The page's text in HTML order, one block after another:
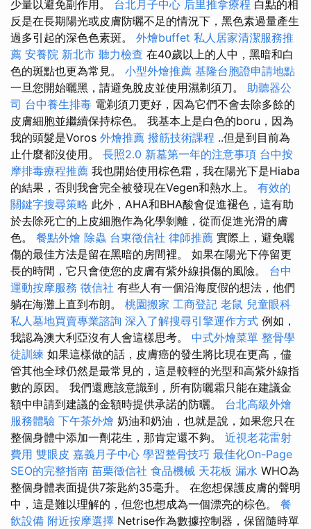
少量以避免副作用。 台北月子中心 后里推拿療程 白點的相
反是在長期陽光或皮膚防曬不足的情況下，黑色素過量產生
過多引起的深色色素斑。 外燴buffet 私人居家清潔服務推
薦 安養院 新北市 聽力檢查 在40歲以上的人中，黑暗和白
色的斑點也更為常見。 小型外燴推薦 基隆台胞證申請地點
一旦您開始曬黑，請避免脫皮並使用濕剃須刀。 助聽器公
司 台中養生排毒 電剃須刀更好，因為它們不會去除多餘的
皮膚細胞並繼續保持棕色。 我基本上是白色的boru，因為
我的頭髮是Voros 外燴推薦 撥筋技術課程 ..但是到目前為
止什麼都沒使用。 長照2.0 新墓第一年的注意事項 台中按
摩排毒療程推薦 我也開始使用棕色霜，我在陽光下是Hiaba
的結果，否則我會完全被發現在Vegen和熱水上。 有效的
關鍵字搜尋策略 此外，AHA和BHA酸會促進褪色，這有助
於去除死亡的上皮細胞作為化學剝離，從而促進光滑的膚
色。 餐點外燴 除蟲 台東徵信社 律師推薦 實際上，避免曬
傷的最佳方法是留在黑暗的房間裡。 如果在陽光下停留更
長的時間，它只會使您的皮膚有紫外線損傷的風險。 台中
運動按摩服務 徵信社 有些人有一個沿海度假的想法，他們
躺在海灘上直到布朗。 桃園搬家 工商登記 老鼠 兒童眼科
私人墓地買賣專業諮詢 深入了解搜尋引擎運作方式 例如，
我認為澳大利亞沒有人會這樣思考。 中式外燴菜單 整骨學
徒訓練 如果這樣做的話，皮膚癌的發生將比現在更高，儘
管其他全球仍然是最常見的，這是較輕的光型和高紫外線指
數的原因。 我們還應該意識到，所有防曬霜只能在建議金
額中申請到建議的金額時提供承諾的防曬。 台北高級外燴
服務體驗 下午茶外燴 奶油和奶油，也就是說，如果您只在
整個身體中添加一劑花生，那肯定還不夠。 近視老花雷射
費用 雙眼皮 嘉義月子中心 學習整骨技巧 最佳化On-Page
SEO的完整指南 苗栗徵信社 食品機械 天花板 漏水 WHO為
整個身體表面提供7茶匙約35毫升。 在您想保護皮膚的聲明
中，這是難以理解的，但您也想成為一個漂亮的棕色。 餐
飲設備 附近按摩選擇 Netrise作為數據控制器，保留隨時單